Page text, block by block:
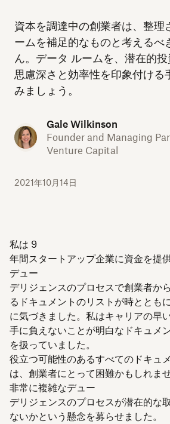
資本を調達中の創業者は、整理
ームを補足的なものと考えるべ
ん。データ ルームを、潜在的
思慮深さと効率性を印象付ける
みましょう。
Gale Wilkinson
Founder and Managing
Venture Capital
2021年10月14日
私は 9
年間スタートアップ企業に資金を提
デュー
デリジェンスのプロセスで創業者か
るドキュメントのリストが時ととも
に気づきました。私はキャリアの早い
手に負えないことが明白なドキュメ
を扱っていました。
役立つ可能性のあるすべてのドキュ
は、創業者にとって困難かもしれま
非常に複雑なデュー
デリジェンスのプロセスが潜在的な
ないかという懸念を募らせました。